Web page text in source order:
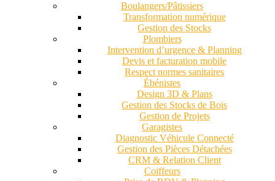
Boulangers/Pâtissiers
Transformation numérique
Gestion des Stocks
Plombiers
Intervention d’urgence & Planning
Devis et facturation mobile
Respect normes sanitaires
Ébénistes
Design 3D & Plans
Gestion des Stocks de Bois
Gestion de Projets
Garagistes
Diagnostic Véhicule Connecté
Gestion des Pièces Détachées
CRM & Relation Client
Coiffeurs